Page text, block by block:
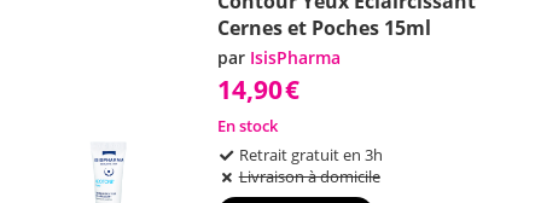
Cernes et Poches 15ml
par IsisPharma
14,90€
En stock
Retrait gratuit en 3h
Livraison à domicile